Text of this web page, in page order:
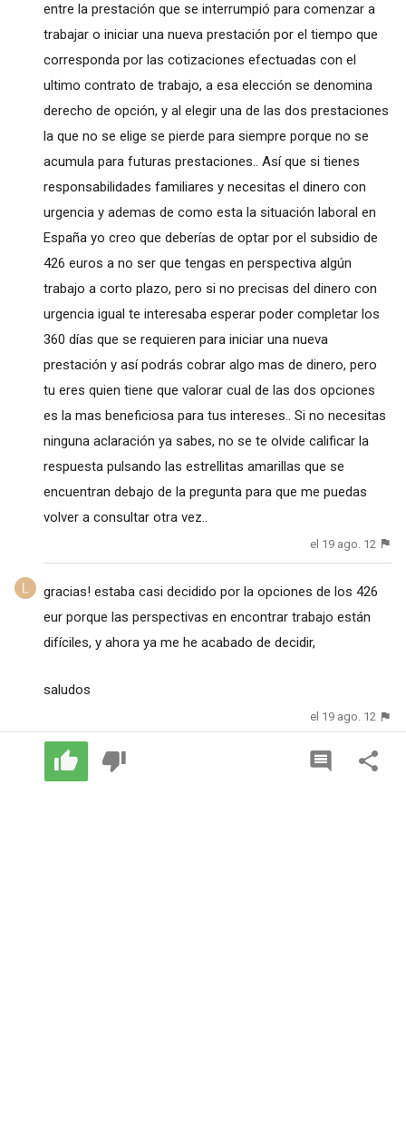
entre la prestación que se interrumpió para comenzar a
trabajar o iniciar una nueva prestación por el tiempo que
corresponda por las cotizaciones efectuadas con el
ultimo contrato de trabajo, a esa elección se denomina
derecho de opción, y al elegir una de las dos prestaciones
la que no se elige se pierde para siempre porque no se
acumula para futuras prestaciones.. Así que si tienes
responsabilidades familiares y necesitas el dinero con
urgencia y ademas de como esta la situación laboral en
España yo creo que deberías de optar por el subsidio de
426 euros a no ser que tengas en perspectiva algún
trabajo a corto plazo, pero si no precisas del dinero con
urgencia igual te interesaba esperar poder completar los
360 días que se requieren para iniciar una nueva
prestación y así podrás cobrar algo mas de dinero, pero
tu eres quien tiene que valorar cual de las dos opciones
es la mas beneficiosa para tus intereses.. Si no necesitas
ninguna aclaración ya sabes, no se te olvide calificar la
respuesta pulsando las estrellitas amarillas que se
encuentran debajo de la pregunta para que me puedas
volver a consultar otra vez..
el 19 ago. 12
gracias! estaba casi decidido por la opciones de los 426
eur porque las perspectivas en encontrar trabajo están
difíciles, y ahora ya me he acabado de decidir,
saludos
el 19 ago. 12